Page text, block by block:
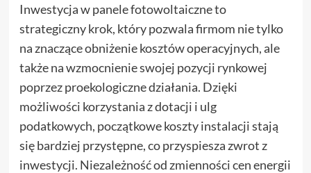
Inwestycja w panele fotowoltaiczne to
strategiczny krok, który pozwala firmom nie tylko
na znaczące obniżenie kosztów operacyjnych, ale
także na wzmocnienie swojej pozycji rynkowej
poprzez proekologiczne działania. Dzięki
możliwości korzystania z dotacji i ulg
podatkowych, początkowe koszty instalacji stają
się bardziej przystępne, co przyspiesza zwrot z
inwestycji. Niezależność od zmienności cen energii